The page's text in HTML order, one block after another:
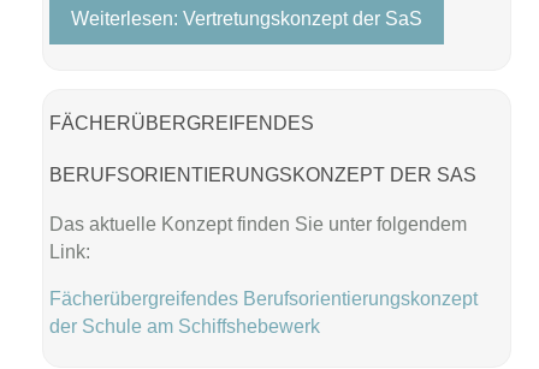
Weiterlesen: Vertretungskonzept der SaS
FÄCHERÜBERGREIFENDES
BERUFSORIENTIERUNGSKONZEPT DER SAS
Das aktuelle Konzept finden Sie unter folgendem
Link:
Fächerübergreifendes Berufsorientierungskonzept
der Schule am Schiffshebewerk